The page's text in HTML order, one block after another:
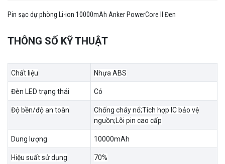
Pin sạc dự phòng Li-ion 10000mAh Anker PowerCore II Đen
THÔNG SỐ KỸ THUẬT
Chất liệu Nhựa ABS
Đèn LED trạng thái Có
Độ bền/độ an toàn
Chống cháy nổ;Tích hợp IC bảo vệ
nguồn;Lõi pin cao cấp
Dung lượng 10000mAh
Hiệu suất sử dụng 70%